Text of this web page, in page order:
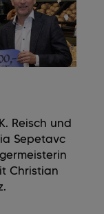
Reisch und
Sepetavc
Christian